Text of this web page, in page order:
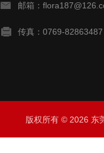
邮箱：
传真：0769-82863487
版权所有 © 2026